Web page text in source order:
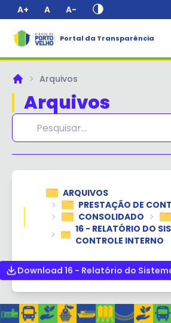
A+ A A-
Portal da Transparência
PrincipalArquivos
Arquivos
ARQUIVOS
PRESTAÇÃO DE
CONSOLIDADO
16 - RELATÓRIO DO
CONTROLE INTERNO
Download 16 - Relatório do
✕